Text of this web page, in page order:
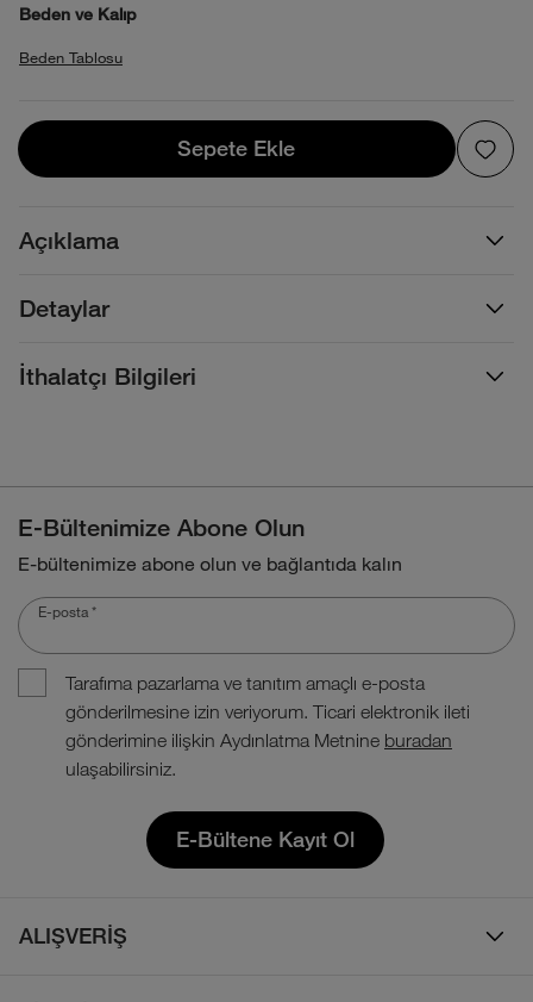
Beden ve Kalıp
Beden Tablosu
Sepete Ekle
Sepete Ekle
Açıklama
Detaylar
İthalatçı Bilgileri
E-Bültenimize Abone Olun
E-bültenimize abone olun ve bağlantıda kalın
E-posta *
Tarafıma pazarlama ve tanıtım amaçlı e-posta
gönderilmesine izin veriyorum. Ticari elektronik ileti
gönderimine ilişkin Aydınlatma Metnine buradan
ulaşabilirsiniz.
E-Bültene Kayıt Ol
ALIŞVERİŞ